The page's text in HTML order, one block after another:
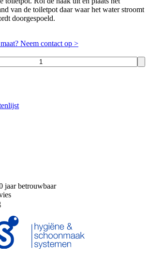
van de toiletpot daar waar het water stroomt
doorgespoeld.
Neem contact op >
jaar betrouwbaar